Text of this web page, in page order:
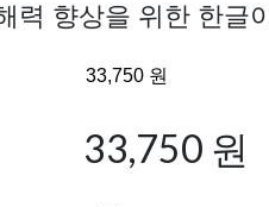
력 향상을 위한 한글
33,750 원